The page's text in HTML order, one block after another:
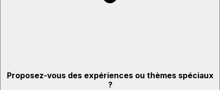
Proposez-vous des expériences ou thèmes spéciaux
?